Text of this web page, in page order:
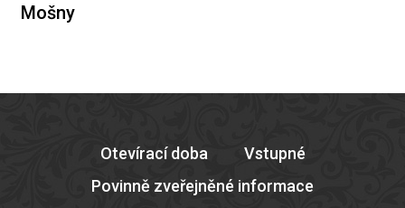
Mošny
Otevírací doba
Vstupné
Povinně zveřejněné informace